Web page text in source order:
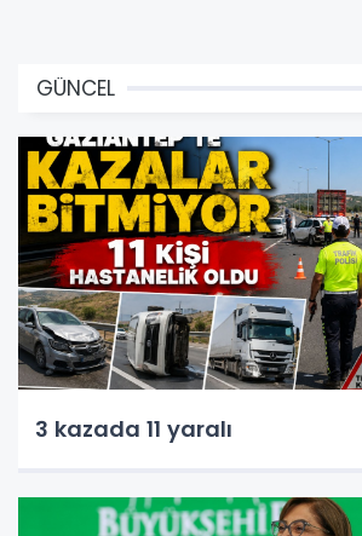
GÜNCEL
3 kazada 11 yaralı